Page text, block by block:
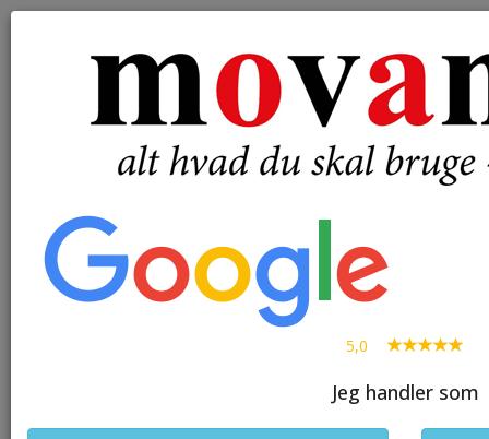
navigation
SØG
5,0
Jeg handler som